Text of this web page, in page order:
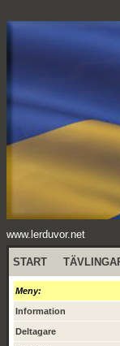
www.lerduvor.net
START
Meny:
Information
Deltagare